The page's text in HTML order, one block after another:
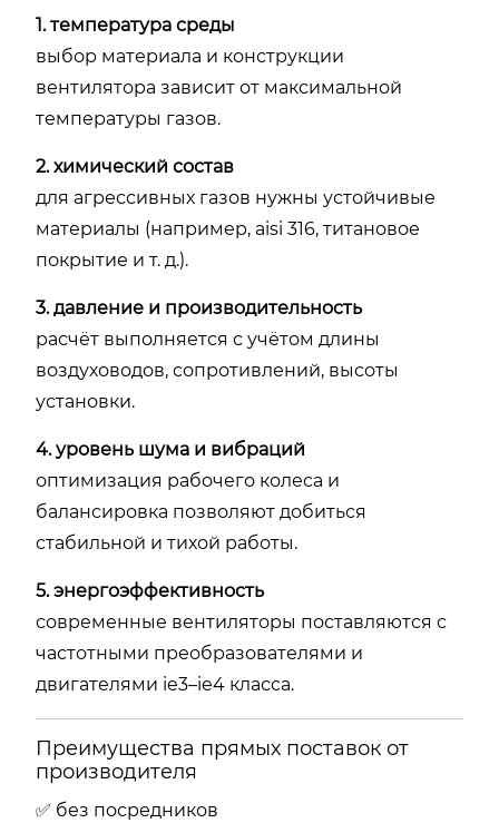
1. температура среды
выбор материала и конструкции
вентилятора зависит от максимальной
температуры газов.
2. химический состав
для агрессивных газов нужны устойчивые
материалы (например, aisi 316, титановое
покрытие и т. д.).
3. давление и производительность
расчёт выполняется с учётом длины
воздуховодов, сопротивлений, высоты
установки.
4. уровень шума и вибраций
оптимизация рабочего колеса и
балансировка позволяют добиться
стабильной и тихой работы.
5. энергоэффективность
современные вентиляторы поставляются с
частотными преобразователями и
двигателями ie3–ie4 класса.
Преимущества прямых поставок от
производителя
✅ без посредников